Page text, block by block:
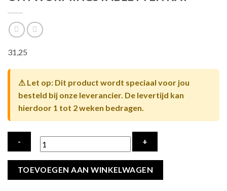
31,25
⚠ Let op: Dit product wordt speciaal voor jou
besteld bij onze leverancier. De levertijd kan
hierdoor 1 tot 2 weken bedragen.
ZZZKRKA
TOEVOEGEN AAN WINKELWAGEN